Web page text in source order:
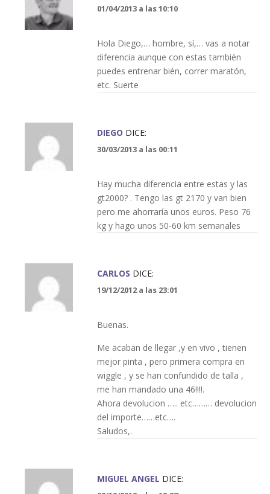
01/04/2013 a las 10:10
Hola Diego,… hombre, sí,… vas a notar
diferencia aunque con estas también
puedes entrenar bién, correr maratón,
etc. Suerte
DIEGO DICE:
30/03/2013 a las 00:11
Hay mucha diferencia entre estas y las
gt2000? . Tengo las gt 2170 y van bien
pero me ahorraría unos euros. Peso 76
kg y hago unos 50-60 km semanales
CARLOS DICE:
19/12/2012 a las 23:01
Buenas.
Me acaban de llegar ,y en vivo , tienen
mejor pinta , pero primera compra en
wiggle , y se han confundido de talla ,
me han mandado una 46!!!!.
Ahora devolucion ….. etc……… devolucion
del importe……etc….
Saludos,.
MIGUEL ANGEL DICE: